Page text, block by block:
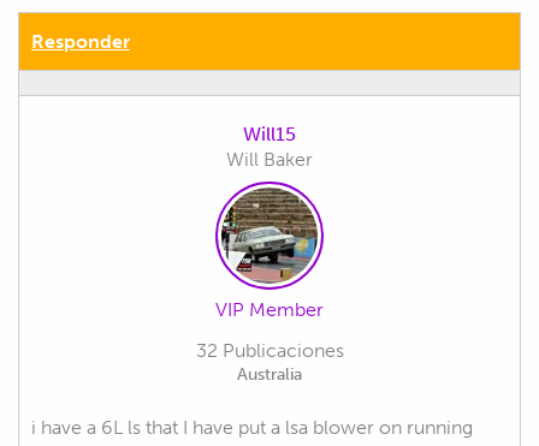
Responder
Will15
Will Baker
VIP Member
32 Publicaciones
Australia
i have a 6L ls that I have put a lsa blower on running